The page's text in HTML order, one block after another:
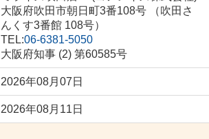
大阪府吹田市朝日町3番108号 （吹田さ
んくす3番館 108号）
TEL:06-6381-5050
大阪府知事 (2) 第60585号
2026年08月07日
2026年08月11日